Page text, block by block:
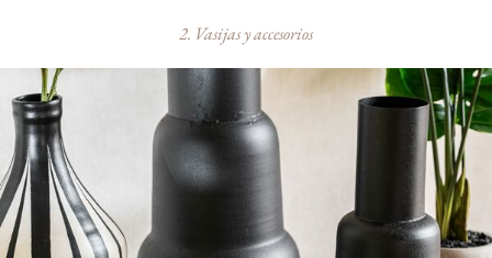
2. Vasijas y accesorios